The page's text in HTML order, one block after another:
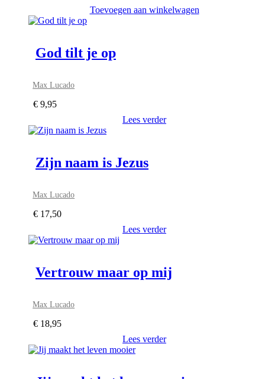
Toevoegen aan winkelwagen
God tilt je op
Max Lucado
€ 9,95
Lees verder
Zijn naam is Jezus
Max Lucado
€ 17,50
Lees verder
Vertrouw maar op mij
Max Lucado
€ 18,95
Lees verder